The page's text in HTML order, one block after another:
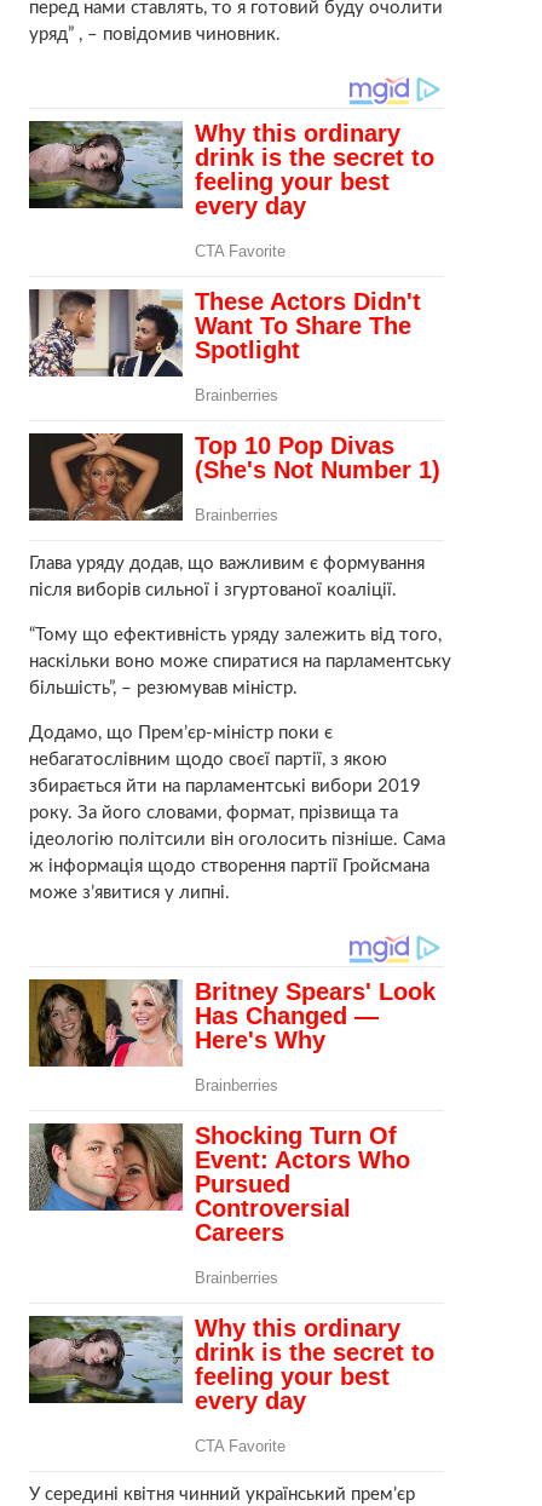
перед нами ставлять, то я готовий буду очолити
уряд” , – повідомив чиновник.
Глава уряду додав, що важливим є формування
після виборів сильної і згуртованої коаліції.
“Тому що ефективність уряду залежить від того,
наскільки воно може спиратися на парламентську
більшість”, – резюмував міністр.
Додамо, що Прем’єр-міністр поки є
небагатослівним щодо своєї партії, з якою
збирається йти на парламентські вибори 2019
року. За його словами, формат, прізвища та
ідеологію політсили він оголосить пізніше. Сама
ж інформація щодо створення партії Гройсмана
може з’явитися у липні.
У середині квітня чинний український прем’єр